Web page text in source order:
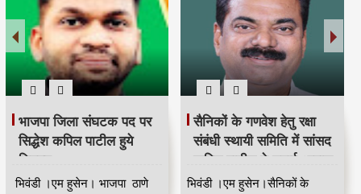
भाजपा जिला संघटक पद पर
सिद्धेश कपिल पाटील हुये
नियुक्त
भिवंडी ।एम हुसेन। भाजपा ठाणे
सैनिकों के गणवेश हेतु रक्षा
संबंधी स्थायी समिति में सांसद
कपिल पाटील ने उठाई आवाज
भिवंडी ।एम हुसेन।सैनिकों के